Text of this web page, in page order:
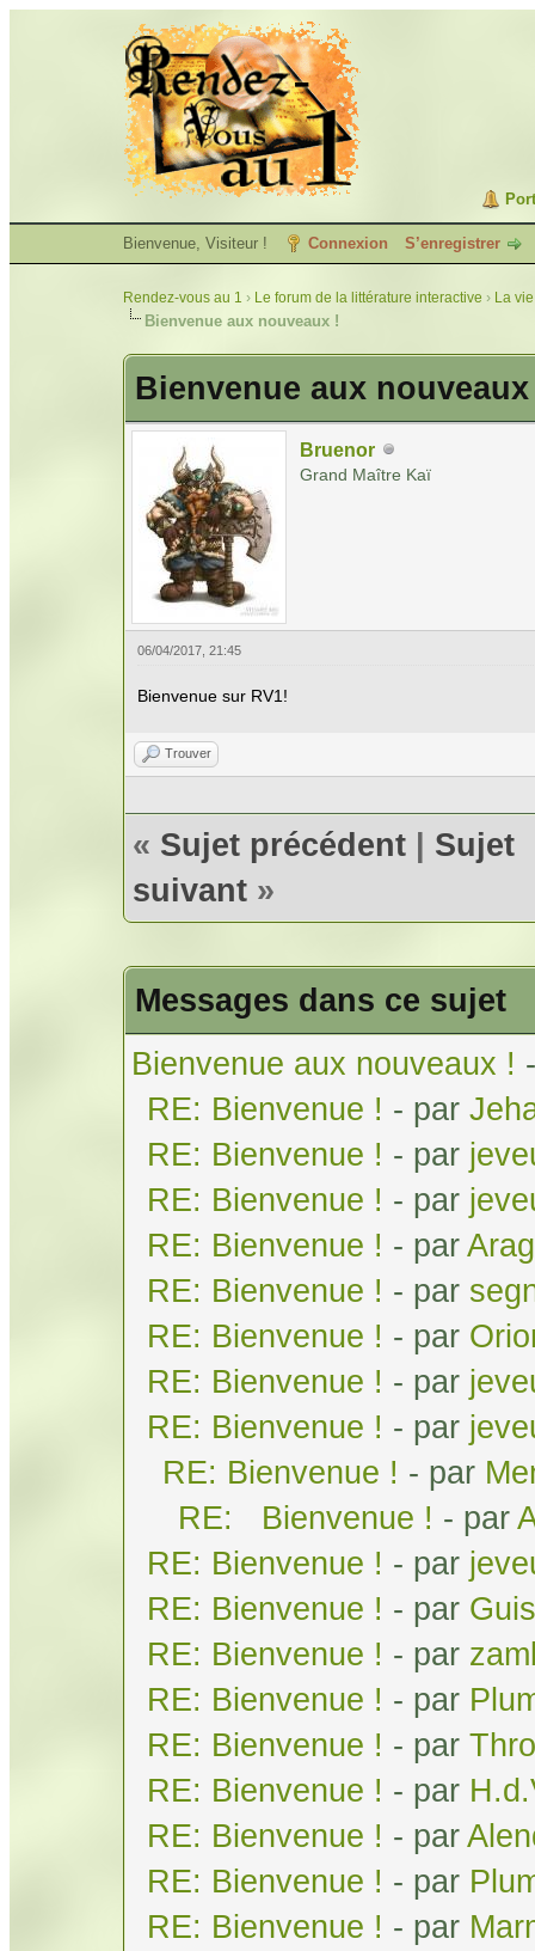
Bienvenue, Visiteur ! Connexion S’enregistrer
Rendez-vous au 1 › Le forum de la littérature interactive › La
Bienvenue aux nouveaux !
Bienvenue aux
Bruenor
Grand Maître Kaï
06/04/2017, 21:45
Bienvenue sur RV1!
Trouver
« Sujet précédent | Sujet
suivant »
Messages dans ce sujet
Bienvenue aux nouveaux !
RE: Bienvenue ! - par
RE: Bienvenue ! - par
RE: Bienvenue ! - par
RE: Bienvenue ! - par
RE: Bienvenue ! - par
RE: Bienvenue ! - par
RE: Bienvenue ! - par
RE: Bienvenue ! - par
RE: Bienvenue ! - par
RE: Bienvenue ! - par
RE: Bienvenue ! - par
RE: Bienvenue ! - par
RE: Bienvenue ! - par
RE: Bienvenue ! - par
RE: Bienvenue ! - par
RE: Bienvenue ! - par
RE: Bienvenue ! - par
RE: Bienvenue ! - par
RE: Bienvenue ! - par